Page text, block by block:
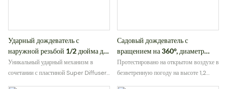
Ударный дождеватель с
наружной резьбой 1/2 дюйма для
полива рассады и питомников.
Уникальный ударный механизм в
сочетании с пластиной Super Diffuser
Садовый дождеватель с
вращением на 360°, диаметр
1/2" и 3/4"
Протестировано на открытом воздухе в
безветренную погоду на высоте 1,2